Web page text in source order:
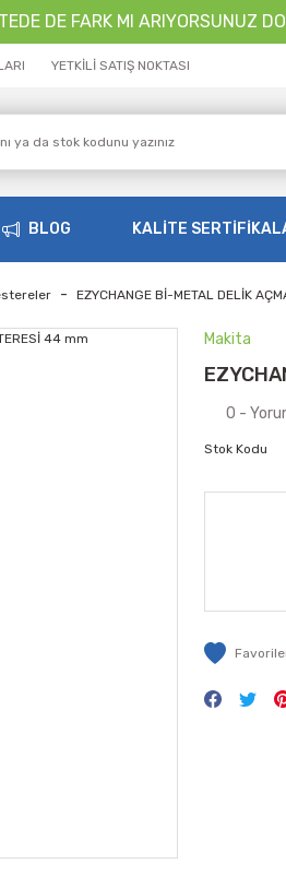
DE FARK MI ARIYORSUNUZ
YETKİLİ SATIŞ NOKTASI
BLOG KALİTE
EZYCHANGE Bİ-METAL DELİK
Makita
0 -
Stok Kodu